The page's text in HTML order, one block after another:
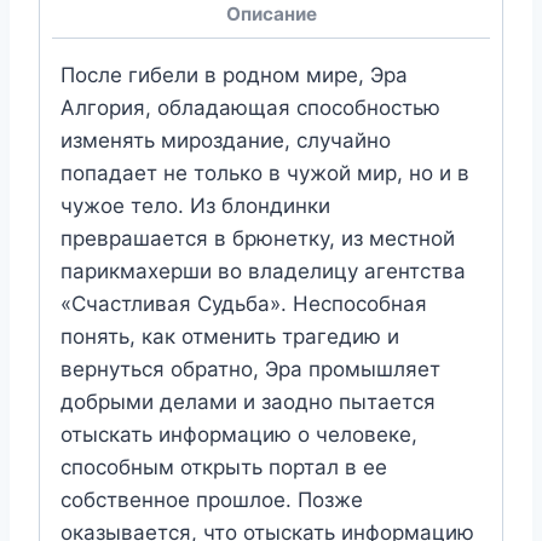
Описание
После гибели в родном мире, Эра
Алгория, обладающая способностью
изменять мироздание, случайно
попадает не только в чужой мир, но и в
чужое тело. Из блондинки
преврашается в брюнетку, из местной
парикмахерши во владелицу агентства
«Счастливая Судьба». Неспособная
понять, как отменить трагедию и
вернуться обратно, Эра промышляет
добрыми делами и заодно пытается
отыскать информацию о человеке,
способным открыть портал в ее
собственное прошлое. Позже
оказывается, что отыскать информацию